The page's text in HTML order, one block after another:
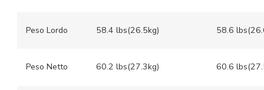
Peso Lordo 58.4 lbs(26.5kg) 58.6
Peso Netto 60.2 lbs(27.3kg) 60.6